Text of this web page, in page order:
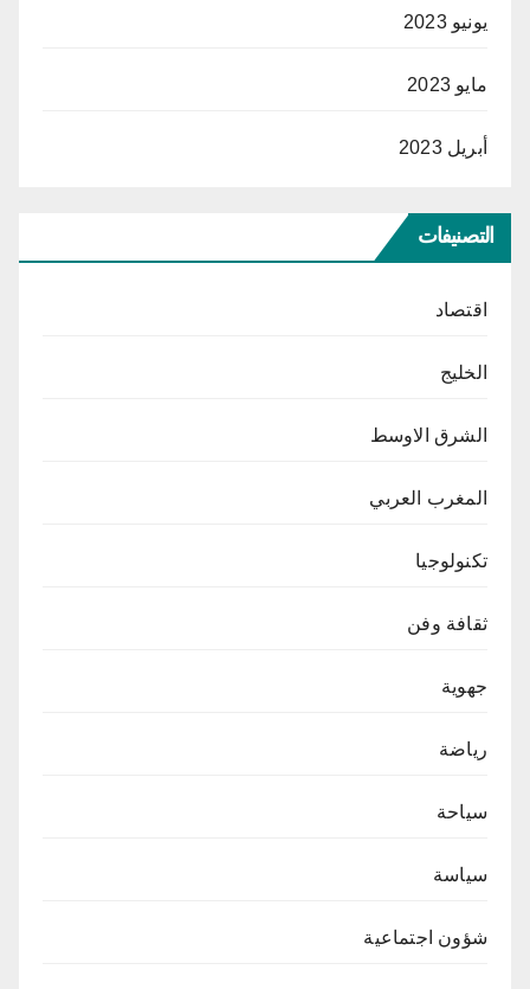
يونيو 2023
مايو 2023
أبريل 2023
التصنيفات
اقتصاد
الخليج
الشرق الاوسط
المغرب العربي
تكنولوجيا
ثقافة وفن
جهوية
رياضة
سياحة
سياسة
شؤون اجتماعية